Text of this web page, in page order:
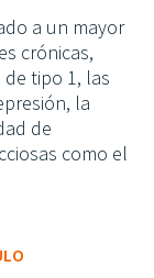
a un mayor
crónicas,
tipo 1, las
la
de
como el